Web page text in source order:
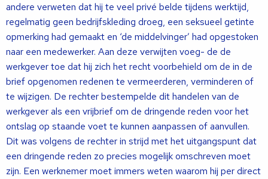
andere verweten dat hij te veel privé belde tijdens werktijd,
regelmatig geen bedrijfskleding droeg, een seksueel getinte
opmerking had gemaakt en ‘de middelvinger’ had opgestoken
naar een medewerker. Aan deze verwijten voeg- de de
werkgever toe dat hij zich het recht voorbehield om de in de
brief opgenomen redenen te vermeerderen, verminderen of
te wijzigen. De rechter bestempelde dit handelen van de
werkgever als een vrijbrief om de dringende reden voor het
ontslag op staande voet te kunnen aanpassen of aanvullen.
Dit was volgens de rechter in strijd met het uitgangspunt dat
een dringende reden zo precies mogelijk omschreven moet
zijn. Een werknemer moet immers weten waarom hij per direct